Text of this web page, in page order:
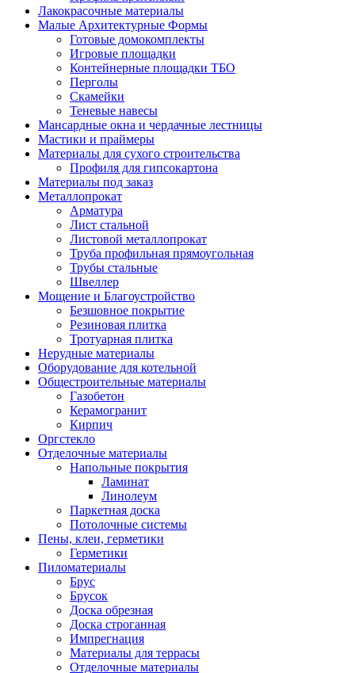
Лакокрасочные материалы
Малые Архитектурные Формы
Готовые домокомплекты
Игровые площадки
Контейнерные площадки ТБО
Перголы
Скамейки
Теневые навесы
Мансардные окна и чердачные лестницы
Мастики и праймеры
Материалы для сухого строительства
Профиля для гипсокартона
Материалы под заказ
Металлопрокат
Арматура
Лист стальной
Листовой металлопрокат
Труба профильная прямоугольная
Трубы стальные
Швеллер
Мощение и Благоустройство
Безшовное покрытие
Резиновая плитка
Тротуарная плитка
Нерудные материалы
Оборудование для котельной
Общестроительные материалы
Газобетон
Керамогранит
Кирпич
Оргстекло
Отделочные материалы
Напольные покрытия
Ламинат
Линолеум
Паркетная доска
Потолочные системы
Пены, клеи, герметики
Герметики
Пиломатериалы
Брус
Брусок
Доска обрезная
Доска строганная
Импрегнация
Материалы для террасы
Отделочные материалы